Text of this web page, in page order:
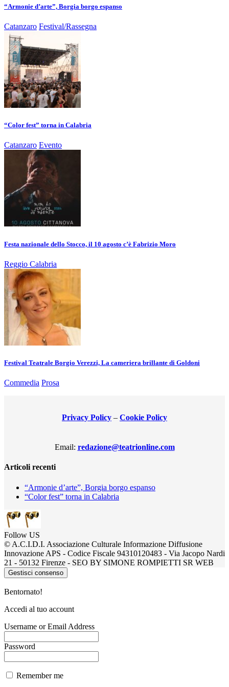
“Armonie d’arte”, Borgia borgo espanso
Catanzaro Festival/Rassegna
“Color fest” torna in Calabria
Catanzaro Evento
Festa nazionale dello Stocco, il 10 agosto c’è Fabrizio Moro
Reggio Calabria
Festival Teatrale Borgio Verezzi, La cameriera brillante di Goldoni
Commedia Prosa
Privacy Policy – Cookie Policy
Email: redazione@teatrionline.com
Articoli recenti
“Armonie d’arte”, Borgia borgo espanso
“Color fest” torna in Calabria
Follow US
© A.C.I.D.I. Associazione Culturale Informazione Diffusione
Innovazione APS - Codice Fiscale 94310120483 - Via Jacopo Nardi
21 - 50132 Firenze - SEO BY SIMONE ROMPIETTI SR WEB
Gestisci consenso
Bentornato!
Accedi al tuo account
Username or Email Address
Password
Remember me